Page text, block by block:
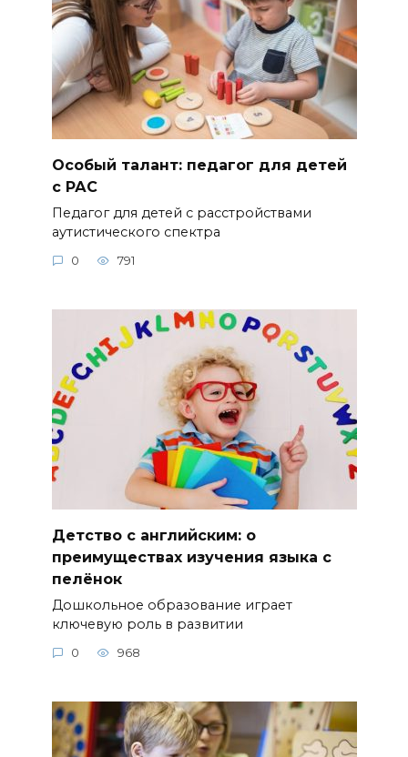
Особый талант: педагог для детей
с РАС
Педагог для детей с расстройствами
аутистического спектра
0 791
Детство с английским: о
преимуществах изучения языка с
пелёнок
Дошкольное образование играет
ключевую роль в развитии
0 968